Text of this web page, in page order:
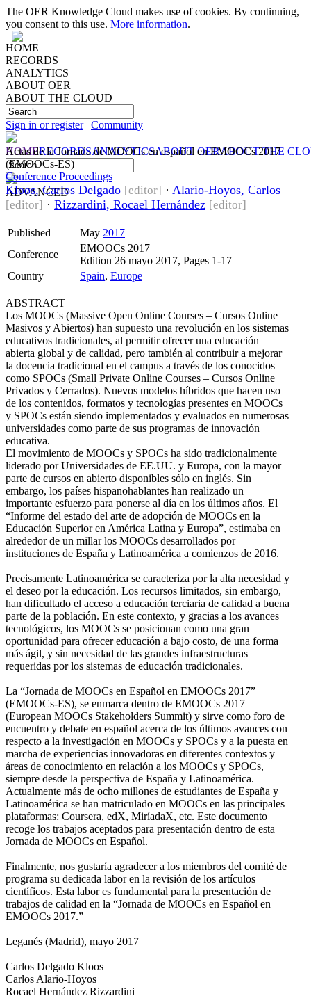
The OER Knowledge Cloud makes use of cookies. By continuing,
you consent to this use. More information.
HOME
RECORDS
ANALYTICS
ABOUT OER
ABOUT THE CLOUD
Sign in or register| Community
HOMERECORDSANALYTICSABOUT OERABOUT THE
ADVANCED
Actas de la Jornada de MOOCs en español en EMOOCs 2017
(EMOOCs-ES)
Conference Proceedings
Kloos, Carlos Delgado [editor] · Alario-Hoyos, Carlos
[editor] · Rizzardini, Rocael Hernández [editor]
Published May 2017
Conference
EMOOCs 2017
Edition 26 mayo 2017, Pages 1-17
Country
Spain, Europe
ABSTRACT
Los MOOCs (Massive Open Online Courses – Cursos Online
Masivos y Abiertos) han supuesto una revolución en los sistemas
educativos tradicionales, al permitir ofrecer una educación
abierta global y de calidad, pero también al contribuir a mejorar
la docencia tradicional en el campus a través de los conocidos
como SPOCs (Small Private Online Courses – Cursos Online
Privados y Cerrados). Nuevos modelos híbridos que hacen uso
de los contenidos, formatos y tecnologías presentes en MOOCs
y SPOCs están siendo implementados y evaluados en numerosas
universidades como parte de sus programas de innovación
educativa.
El movimiento de MOOCs y SPOCs ha sido tradicionalmente
liderado por Universidades de EE.UU. y Europa, con la mayor
parte de cursos en abierto disponibles sólo en inglés. Sin
embargo, los países hispanohablantes han realizado un
importante esfuerzo para ponerse al día en los últimos años. El
“Informe del estado del arte de adopción de MOOCs en la
Educación Superior en América Latina y Europa”, estimaba en
alrededor de un millar los MOOCs desarrollados por
instituciones de España y Latinoamérica a comienzos de 2016.
Precisamente Latinoamérica se caracteriza por la alta necesidad y
el deseo por la educación. Los recursos limitados, sin embargo,
han dificultado el acceso a educación terciaria de calidad a buena
parte de la población. En este contexto, y gracias a los avances
tecnológicos, los MOOCs se posicionan como una gran
oportunidad para ofrecer educación a bajo costo, de una forma
más ágil, y sin necesidad de las grandes infraestructuras
requeridas por los sistemas de educación tradicionales.
La “Jornada de MOOCs en Español en EMOOCs 2017”
(EMOOCs-ES), se enmarca dentro de EMOOCs 2017
(European MOOCs Stakeholders Summit) y sirve como foro de
encuentro y debate en español acerca de los últimos avances con
respecto a la investigación en MOOCs y SPOCs y a la puesta en
marcha de experiencias innovadoras en diferentes contextos y
áreas de conocimiento en relación a los MOOCs y SPOCs,
siempre desde la perspectiva de España y Latinoamérica.
Actualmente más de ocho millones de estudiantes de España y
Latinoamérica se han matriculado en MOOCs en las principales
plataformas: Coursera, edX, MiríadaX, etc. Este documento
recoge los trabajos aceptados para presentación dentro de esta
Jornada de MOOCs en Español.
Finalmente, nos gustaría agradecer a los miembros del comité de
programa su dedicada labor en la revisión de los artículos
científicos. Esta labor es fundamental para la presentación de
trabajos de calidad en la “Jornada de MOOCs en Español en
EMOOCs 2017.”
Leganés (Madrid), mayo 2017
Carlos Delgado Kloos
Carlos Alario-Hoyos
Rocael Hernández Rizzardini